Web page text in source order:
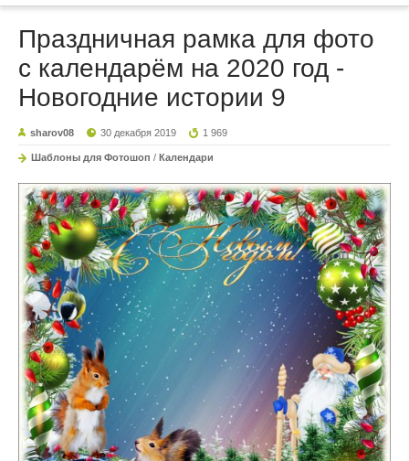
Праздничная рамка для фото
с календарём на 2020 год -
Новогодние истории 9
sharov08 30 декабря 2019 1 969
Шаблоны для Фотошоп / Календари